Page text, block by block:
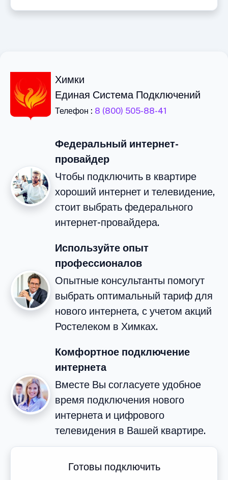
Химки
Единая Система Подключений
Телефон : 8 (800) 505-88-41
Федеральный интернет-
провайдер
Чтобы подключить в квартире
хороший интернет и телевидение,
стоит выбрать федерального
интернет-провайдера.
Используйте опыт
профессионалов
Опытные консультанты помогут
выбрать оптимальный тариф для
нового интернета, с учетом акций
Ростелеком в Химках.
Комфортное подключение
интернета
Вместе Вы согласуете удобное
время подключения нового
интернета и цифрового
телевидения в Вашей квартире.
Готовы подключить